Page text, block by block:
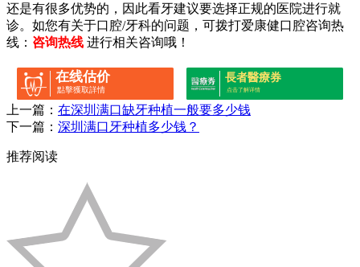
还是有很多优势的，因此看牙建议要选择正规的医院进行就
诊。如您有关于口腔/牙科的问题，可拨打爱康健口腔咨询热
线： 咨询热线 进行相关咨询哦！
在线估价
點擊獲取詳情
長者醫療券
点击了解详情
上一篇： 在深圳满口缺牙种植一般要多少钱
下一篇： 深圳满口牙种植多少钱？
推荐阅读